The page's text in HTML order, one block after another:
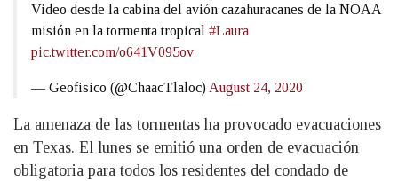
Video desde la cabina del avión cazahuracanes de la NOAA
misión en la tormenta tropical #Laura
pic.twitter.com/o641V095ov
— Geofisico (@ChaacTlaloc) August 24, 2020
La amenaza de las tormentas ha provocado evacuaciones
en Texas. El lunes se emitió una orden de evacuación
obligatoria para todos los residentes del condado de